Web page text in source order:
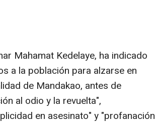
Mahamat Kedelaye, ha indicado
a la población para alzarse en
de Mandakao, antes de
al odio y la revuelta",
en asesinato" y "profanación